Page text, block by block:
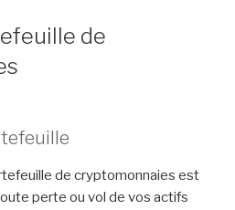
de
de cryptomonnaies est
perte ou vol de vos actifs